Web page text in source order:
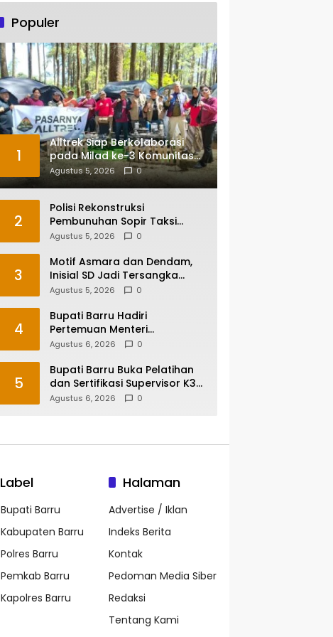
Populer
1
Alltrek Siap Berkolaborasi
pada Milad ke-3 Komunitas
Camping IKA Smandel
Makassar di Malino
Agustus 5, 2026 0
2
Polisi Rekonstruksi
Pembunuhan Sopir Taksi
Online di Maros, Tersangka
Agustus 5, 2026 0
3
Motif Asmara dan Dendam,
Inisial SD Jadi Tersangka
Pembunuhan Sopir Taksi
Agustus 5, 2026 0
4
Bupati Barru Hadiri
Pertemuan Menteri
Lingkungan Hidup Bahas PSEL
Agustus 6, 2026 0
5
Bupati Barru Buka Pelatihan
dan Sertifikasi Supervisor K3
Konstruksi, Dorong Budaya
Agustus 6, 2026 0
Label
Bupati Barru
Kabupaten Barru
Polres Barru
Pemkab Barru
Kapolres Barru
Halaman
Advertise / Iklan
Indeks Berita
Kontak
Pedoman Media Siber
Redaksi
Tentang Kami